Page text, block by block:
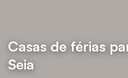
Casas de férias
Seia